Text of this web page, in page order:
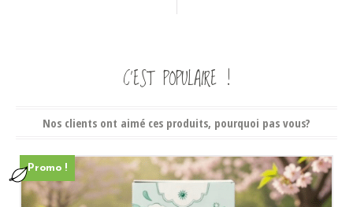
C’EST POPULAIRE !
Nos clients ont aimé ces produits, pourquoi pas vous?
Promo !